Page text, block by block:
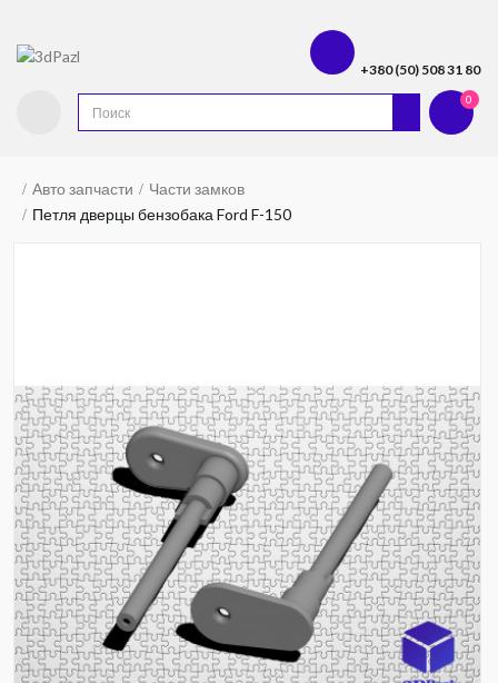
+380 (50) 508 31 80
0
Авто запчасти
Части замков
Петля дверцы бензобака Ford F-150